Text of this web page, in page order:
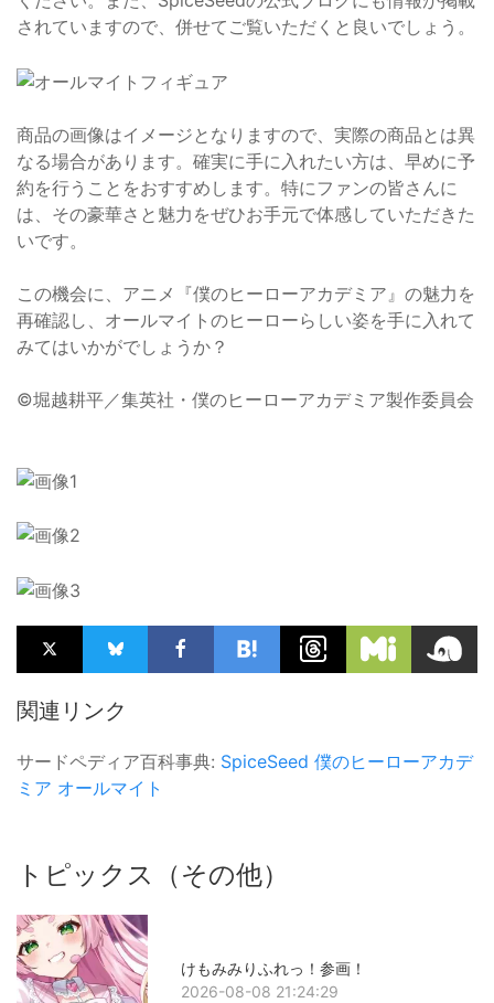
されていますので、併せてご覧いただくと良いでしょう。
商品の画像はイメージとなりますので、実際の商品とは異
なる場合があります。確実に手に入れたい方は、早めに予
約を行うことをおすすめします。特にファンの皆さんに
は、その豪華さと魅力をぜひお手元で体感していただきた
いです。
この機会に、アニメ『僕のヒーローアカデミア』の魅力を
再確認し、オールマイトのヒーローらしい姿を手に入れて
みてはいかがでしょうか？
©堀越耕平／集英社・僕のヒーローアカデミア製作委員会
関連リンク
サードペディア百科事典: SpiceSeed 僕のヒーローアカデ
ミア オールマイト
トピックス（その他）
けもみみりふれっ！参画！
2026-08-08 21:24:29